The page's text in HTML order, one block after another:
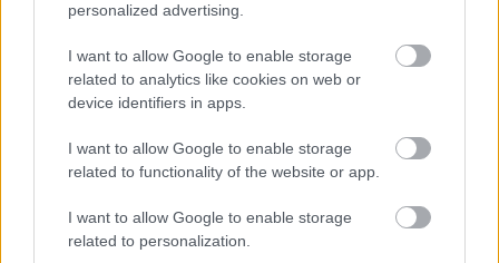
personalized advertising.
I want to allow Google to enable storage
related to analytics like cookies on web or
device identifiers in apps.
I want to allow Google to enable storage
related to functionality of the website or app.
I want to allow Google to enable storage
related to personalization.
ΑΣΕΠ: Πιστοποίηση Αγγλικών σε
μόνο 2 ημέρες στα χέρια σας
ΑΣΕΠ: Εξ αποστάσεως η πιο Εύκολη
Πιστοποίηση Υπολογιστών σε 2